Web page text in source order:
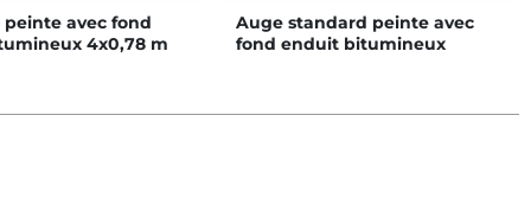
peinte avec fond
4x0,78 m
Auge standard peinte avec
fond enduit bitumineux